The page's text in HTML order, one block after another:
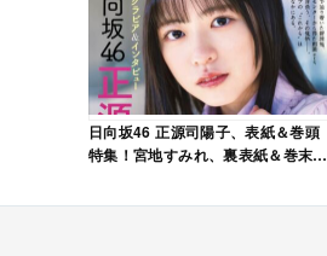
日向坂46 正源司陽子、表紙＆巻頭
特集！宮地すみれ、裏表紙＆巻末特
VOL.12」本日4/30発売！